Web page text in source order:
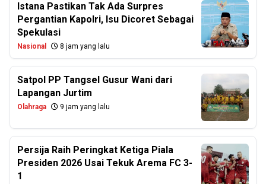
Istana Pastikan Tak Ada Surpres
Pergantian Kapolri, Isu Dicoret Sebagai
Spekulasi
Nasional 8 jam yang lalu
Satpol PP Tangsel Gusur Wani dari
Lapangan Jurtim
Olahraga 9 jam yang lalu
Persija Raih Peringkat Ketiga Piala
Presiden 2026 Usai Tekuk Arema FC 3-
1